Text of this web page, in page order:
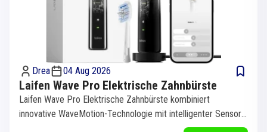
Drea 04 Aug 2026
Laifen Wave Pro Elektrische Zahnbürste
Laifen Wave Pro Elektrische Zahnbürste kombiniert
innovative WaveMotion-Technologie mit intelligenter Sensorik